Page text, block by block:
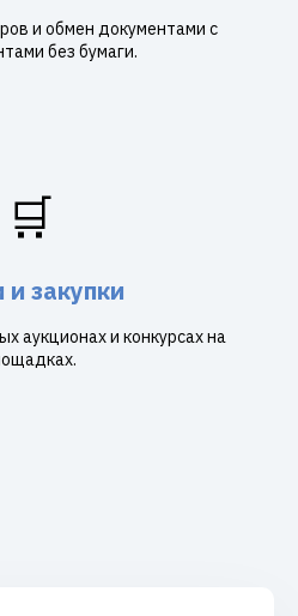
и обмен документами с
без бумаги.
🛒
и закупки
аукционах и конкурсах на